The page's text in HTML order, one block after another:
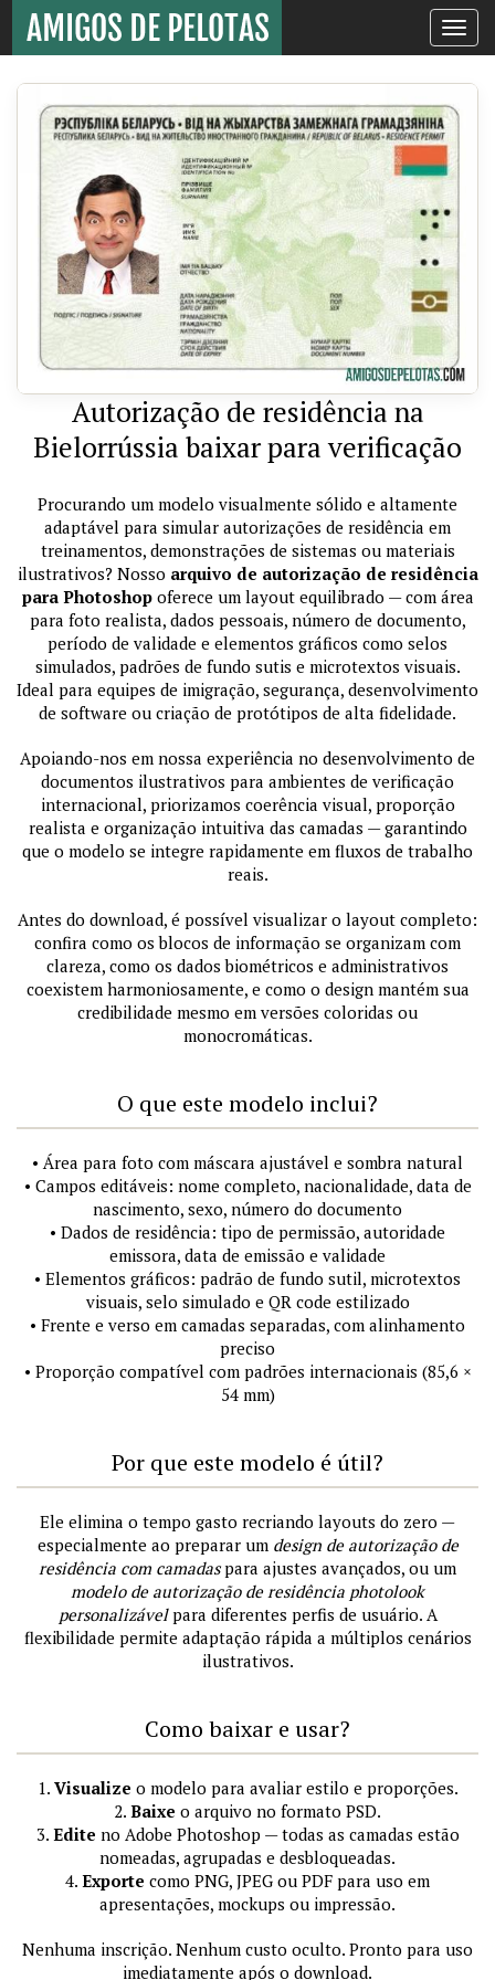
Toggle
Autorização de residência na
Bielorrússia baixar para verificação
Procurando um modelo visualmente sólido e altamente
adaptável para simular autorizações de residência em
treinamentos, demonstrações de sistemas ou materiais
ilustrativos? Nosso arquivo de autorização de residência
para Photoshopoferece um layout equilibrado — com área
para foto realista, dados pessoais, número de documento,
período de validade e elementos gráficos como selos
simulados, padrões de fundo sutis e microtextos visuais.
Ideal para equipes de imigração, segurança, desenvolvimento
de software ou criação de protótipos de alta fidelidade.
Apoiando-nos em nossa experiência no desenvolvimento de
documentos ilustrativos para ambientes de verificação
internacional, priorizamos coerência visual, proporção
realista e organização intuitiva das camadas — garantindo
que o modelo se integre rapidamente em fluxos de trabalho
reais.
Antes do download, é possível visualizar o layout completo:
confira como os blocos de informação se organizam com
clareza, como os dados biométricos e administrativos
coexistem harmoniosamente, e como o design mantém sua
credibilidade mesmo em versões coloridas ou
monocromáticas.
O que este modelo inclui?
• Área para foto com máscara ajustável e sombra natural
• Campos editáveis: nome completo, nacionalidade, data de
nascimento, sexo, número do documento
• Dados de residência: tipo de permissão, autoridade
emissora, data de emissão e validade
• Elementos gráficos: padrão de fundo sutil, microtextos
visuais, selo simulado e QR code estilizado
• Frente e verso em camadas separadas, com alinhamento
preciso
• Proporção compatível com padrões internacionais (85,6 ×
54 mm)
Por que este modelo é útil?
Ele elimina o tempo gasto recriando layouts do zero —
especialmente ao preparar um design de autorização de
residência com camadaspara ajustes avançados, ou um
modelo de autorização de residência photolook
personalizávelpara diferentes perfis de usuário. A
flexibilidade permite adaptação rápida a múltiplos cenários
ilustrativos.
Como baixar e usar?
1. Visualize o modelo para avaliar estilo e proporções.
2. Baixe o arquivo no formato PSD.
3. Edite no Adobe Photoshop — todas as camadas estão
nomeadas, agrupadas e desbloqueadas.
4. Exporte como PNG, JPEG ou PDF para uso em
apresentações, mockups ou impressão.
Nenhuma inscrição. Nenhum custo oculto. Pronto para uso
imediatamente após o download.